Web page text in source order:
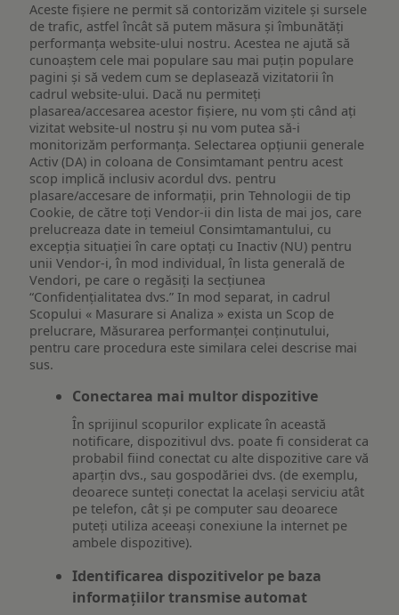
Aceste fișiere ne permit să contorizăm vizitele și sursele
de trafic, astfel încât să putem măsura și îmbunătăți
performanța website-ului nostru. Acestea ne ajută să
cunoaștem cele mai populare sau mai puțin populare
pagini și să vedem cum se deplasează vizitatorii în
cadrul website-ului. Dacă nu permiteți
plasarea/accesarea acestor fișiere, nu vom ști când ați
vizitat website-ul nostru și nu vom putea să-i
monitorizăm performanța. Selectarea opțiunii generale
Activ (DA) in coloana de Consimtamant pentru acest
scop implică inclusiv acordul dvs. pentru
plasare/accesare de informații, prin Tehnologii de tip
Cookie, de către toți Vendor-ii din lista de mai jos, care
prelucreaza date in temeiul Consimtamantului, cu
excepția situației în care optați cu Inactiv (NU) pentru
unii Vendor-i, în mod individual, în lista generală de
Vendori, pe care o regăsiți la secțiunea
“Confidențialitatea dvs.” In mod separat, in cadrul
Scopului « Masurare si Analiza » exista un Scop de
prelucrare, Măsurarea performanței conținutului,
pentru care procedura este similara celei descrise mai
sus.
Conectarea mai multor dispozitive
În sprijinul scopurilor explicate în această
notificare, dispozitivul dvs. poate fi considerat ca
probabil fiind conectat cu alte dispozitive care vă
aparțin dvs., sau gospodăriei dvs. (de exemplu,
deoarece sunteți conectat la același serviciu atât
pe telefon, cât și pe computer sau deoarece
puteți utiliza aceeași conexiune la internet pe
ambele dispozitive).
Identificarea dispozitivelor pe baza
informațiilor transmise automat